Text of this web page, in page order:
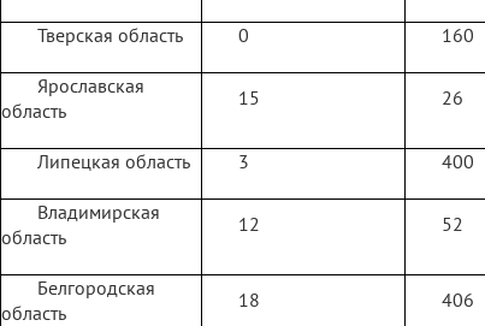
Тверская область 0 160
Ярославская
область
15 26
Липецкая область 3 400
Владимирская
область
12 52
Белгородская
область
18 406